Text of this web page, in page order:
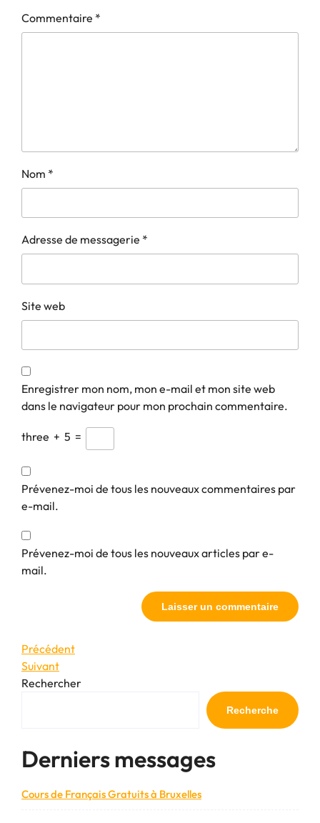
Commentaire *
Nom *
Adresse de messagerie *
Site web
Enregistrer mon nom, mon e-mail et mon site web
dans le navigateur pour mon prochain commentaire.
three + 5 =
Prévenez-moi de tous les nouveaux commentaires par
e-mail.
Prévenez-moi de tous les nouveaux articles par e-
mail.
Navigation
de
Article
précédent
Précédent
Article
suivant
Suivant
Rechercher
Recherche
Derniers messages
Cours de Français Gratuits à Bruxelles